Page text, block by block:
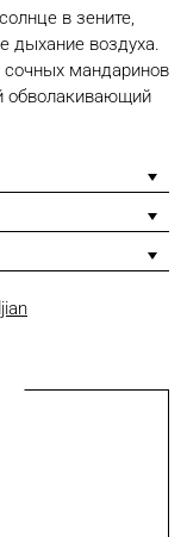
в зените,
дыхание воздуха.
сочных мандаринов
обволакивающий